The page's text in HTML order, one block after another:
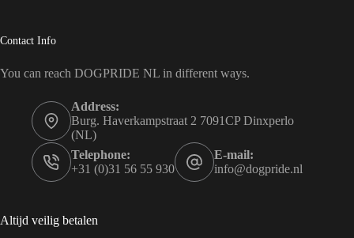
Contact Info
You can reach DOGPRIDE NL in different ways.
Address:
Burg. Haverkampstraat 2 7091CP Dinxperlo
(NL)
Telephone:
+31 (0)31 56 55 930
E-mail:
info@dogpride.nl
Altijd veilig betalen